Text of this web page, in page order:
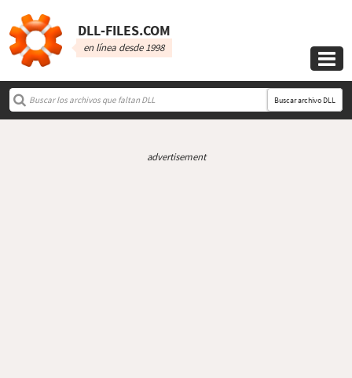
DLL‑FILES.COM
en línea desde 1998

Buscar archivo DLL
advertisement